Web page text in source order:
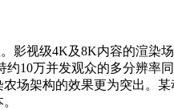
视级4K及8K内容的渲染
10万并发观众的多分辨率
场架构的效果更为突出。